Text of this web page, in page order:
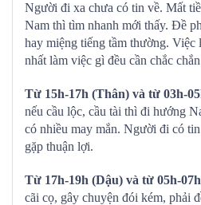
Người đi xa chưa có tin về. Mất
Nam thì tìm nhanh mới thấy. Đề
hay miệng tiếng tầm thường. Việc
nhất làm việc gì đều cần chắc
Từ 15h-17h (Thân) và từ 03h-
nếu cầu lộc, cầu tài thì đi hướng
có nhiều may mắn. Người đi có
gặp thuận lợi.
Từ 17h-19h (Dậu) và từ 05h-
cãi cọ, gây chuyện đói kém, phải